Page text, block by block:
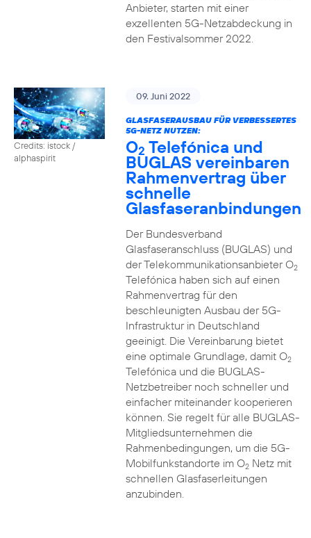
Anbieter, starten mit einer
exzellenten 5G-Netzabdeckung in
den Festivalsommer 2022.
Credits: istock /
alphaspirit
09. Juni 2022
GLASFASERAUSBAU FÜR VERBESSERTES
5G-NETZ NUTZEN:
O2 Telefónica und
BUGLAS vereinbaren
Rahmenvertrag über
schnelle
Glasfaseranbindungen
Der Bundesverband
Glasfaseranschluss (BUGLAS) und
der Telekommunikationsanbieter O2
Telefónica haben sich auf einen
Rahmenvertrag für den
beschleunigten Ausbau der 5G-
Infrastruktur in Deutschland
geeinigt. Die Vereinbarung bietet
eine optimale Grundlage, damit O2
Telefónica und die BUGLAS-
Netzbetreiber noch schneller und
einfacher miteinander kooperieren
können. Sie regelt für alle BUGLAS-
Mitgliedsunternehmen die
Rahmenbedingungen, um die 5G-
Mobilfunkstandorte im O2Netz mit
schnellen Glasfaserleitungen
anzubinden.